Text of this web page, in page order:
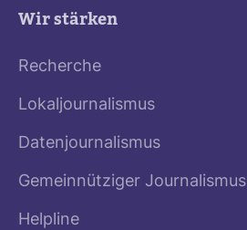
Wir stärken
Recherche
Lokaljournalismus
Datenjournalismus
Gemeinnütziger Journalismus
Helpline